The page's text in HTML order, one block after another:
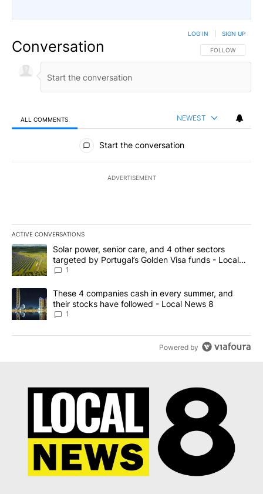
Conversation FOLLOW THIS
FOLLOW
LOG IN SIGN UP
ALL COMMENTS NEWEST
All Comments
Start the conversation
ADVERTISEMENT
ACTIVE CONVERSATIONS
The following is a list of the most commented articles in the last
A trending article titled "Solar power, senior care, and 4 other
Solar power, senior care, and 4 other sectors
targeted by Portugal’s Golden Visa funds - Local
News 8
1
A trending article titled "These 4 companies cash in every
These 4 companies cash in every summer, and
their stocks have followed - Local News 8
1
Powered by